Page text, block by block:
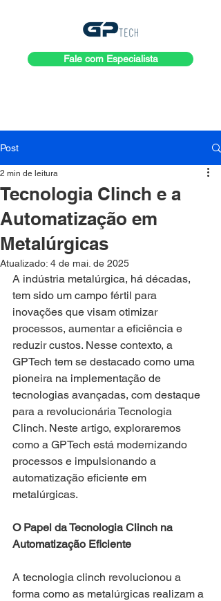
Fale com Especialista
Post
Tecnologia Clinch e a
Automatização em
Metalúrgicas
2 min de leitura
Atualizado: 4 de mai. de 2025
A indústria metalúrgica, há décadas,
tem sido um campo fértil para
inovações que visam otimizar
processos, aumentar a eficiência e
reduzir custos. Nesse contexto, a
GPTech tem se destacado como uma
pioneira na implementação de
tecnologias avançadas, com destaque
para a revolucionária Tecnologia
Clinch. Neste artigo, exploraremos
como a GPTech está modernizando
processos e impulsionando a
automatização eficiente em
metalúrgicas.
O Papel da Tecnologia Clinch na
Automatização Eficiente
A tecnologia clinch revolucionou a
forma como as metalúrgicas realizam a